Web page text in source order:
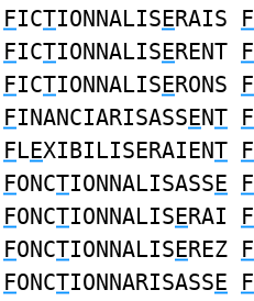
FICTIONNALISERAIS F
FICTIONNALISERENT F
FICTIONNALISERONS F
FINANCIARISASSENT F
FLEXIBILISERAIENT F
FONCTIONNALISASSE F
FONCTIONNALISERAI F
FONCTIONNALISEREZ F
FONCTIONNARISASSE F